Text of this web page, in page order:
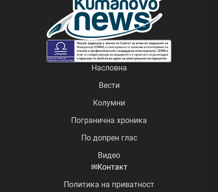
Насловна
Вести
Колумни
Погранична хроника
По допрен глас
Видео
✉Контакт
Политика на приватност